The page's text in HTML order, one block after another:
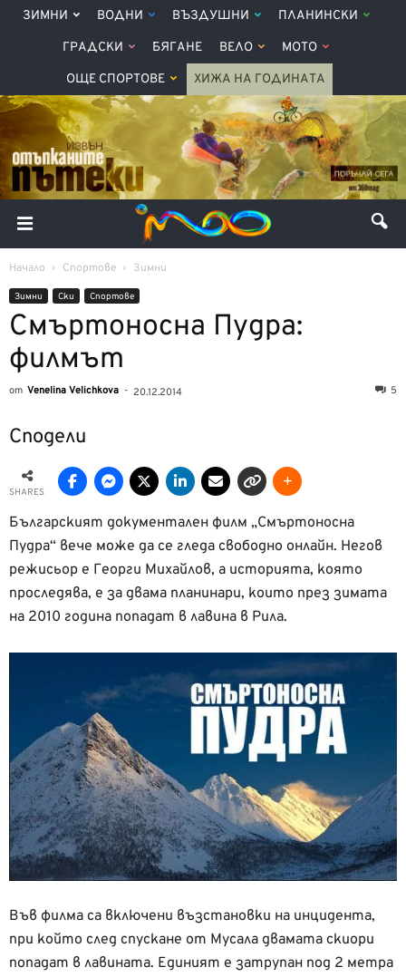
ЗИМНИ ВОДНИ ВЪЗДУШНИ ПЛАНИНСКИ
ГРАДСКИ БЯГАНЕ ВЕЛО МОТО
ОЩЕ СПОРТОВЕ ХИЖА НА ГОДИНАТА
Начало Спортове Зимни
Зимни Ски Спортове
Смъртоносна Пудра:
филмът
от Venelina Velichkova - 20.12.2014 5
Сподели
SHARES
Българският документален филм „Смъртоносна
Пудра“ вече може да се гледа свободно онлайн. Негов
режисьор е Георги Михайлов, а историята, която
проследява, е за двама планинари, които през зимата
на 2010 година попадат в лавина в Рила.
Във филма са включени възстановки на инцидента,
при който след спускане от Мусала двамата скиори
попадат в лавината. Единият е затрупан под 2 метра